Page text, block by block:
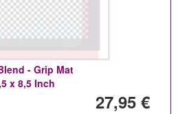
- Grip Mat
x 8,5 Inch
27,95 €